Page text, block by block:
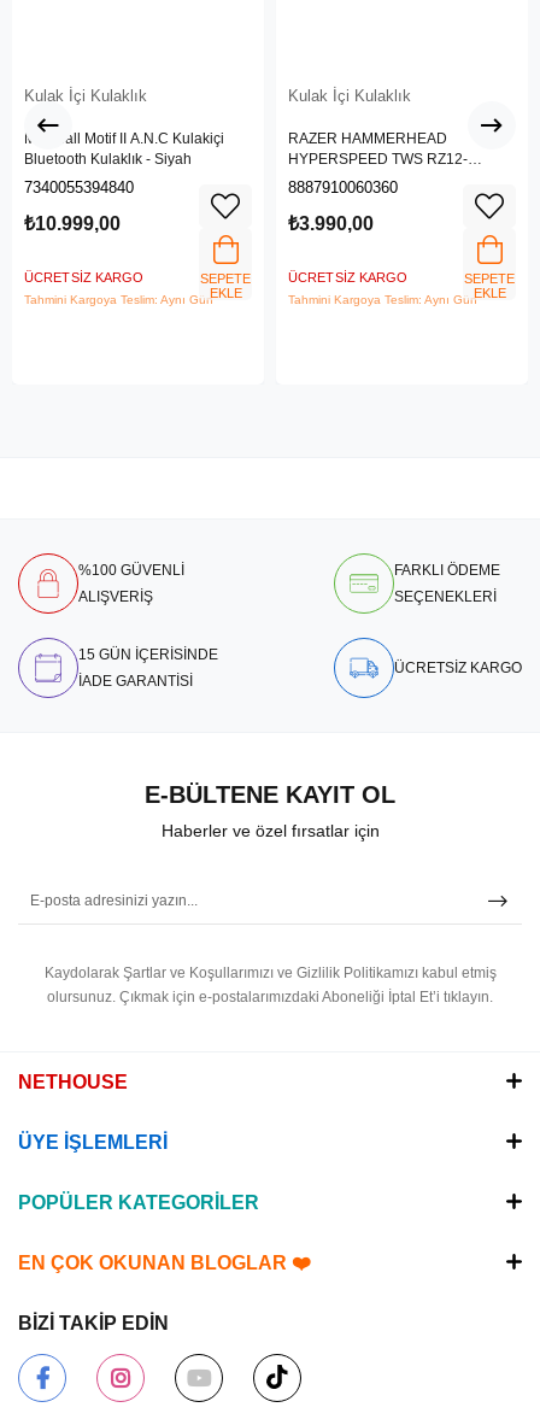
Kulak İçi Kulaklık
Marshall Motif II A.N.C Kulakiçi
Bluetooth Kulaklık - Siyah
7340055394840
₺10.999,00
ÜCRETSIZ KARGO
Tahmini Kargoya Teslim: Aynı Gün
SEPETE
EKLE
Kulak İçi Kulaklık
RAZER HAMMERHEAD
HYPERSPEED TWS RZ12-
03820300-R3G1
8887910060360
₺3.990,00
ÜCRETSIZ KARGO
Tahmini Kargoya Teslim: Aynı Gün
SEPETE
EKLE
%100 GÜVENLİ
ALIŞVERİŞ
FARKLI ÖDEME
SEÇENEKLERİ
15 GÜN İÇERİSİNDE
İADE GARANTİSİ
ÜCRETSİZ KARGO
E-BÜLTENE KAYIT OL
Haberler ve özel fırsatlar için
Kaydolarak Şartlar ve Koşullarımızı ve Gizlilik Politikamızı kabul etmiş
olursunuz. Çıkmak için e-postalarımızdaki Aboneliği İptal Et’i tıklayın.
NETHOUSE
ÜYE İŞLEMLERİ
POPÜLER KATEGORİLER
EN ÇOK OKUNAN BLOGLAR ❤️
BİZİ TAKİP EDİN